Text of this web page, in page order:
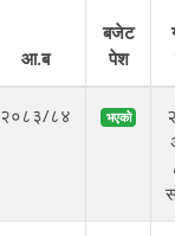
आ.ब
बजेट
पेश
२०८३/८४ भएको
८